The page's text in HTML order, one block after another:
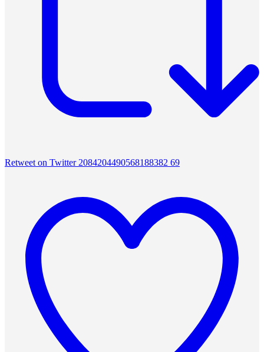
Retweet on Twitter 2084204490568188382 69